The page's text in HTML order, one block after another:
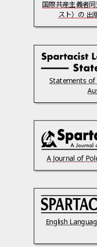
国際共産主義者
スト）の 出
Statements of
A Journal of
English